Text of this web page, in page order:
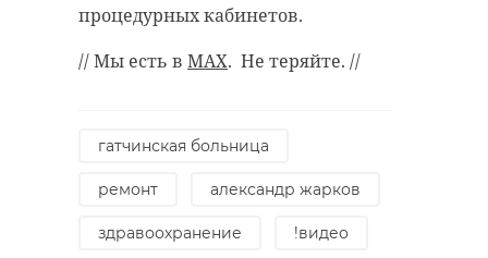
процедурных кабинетов.
// Мы есть в MAX. Не теряйте. //
гатчинская больница
ремонт александр жарков
здравоохранение !видео